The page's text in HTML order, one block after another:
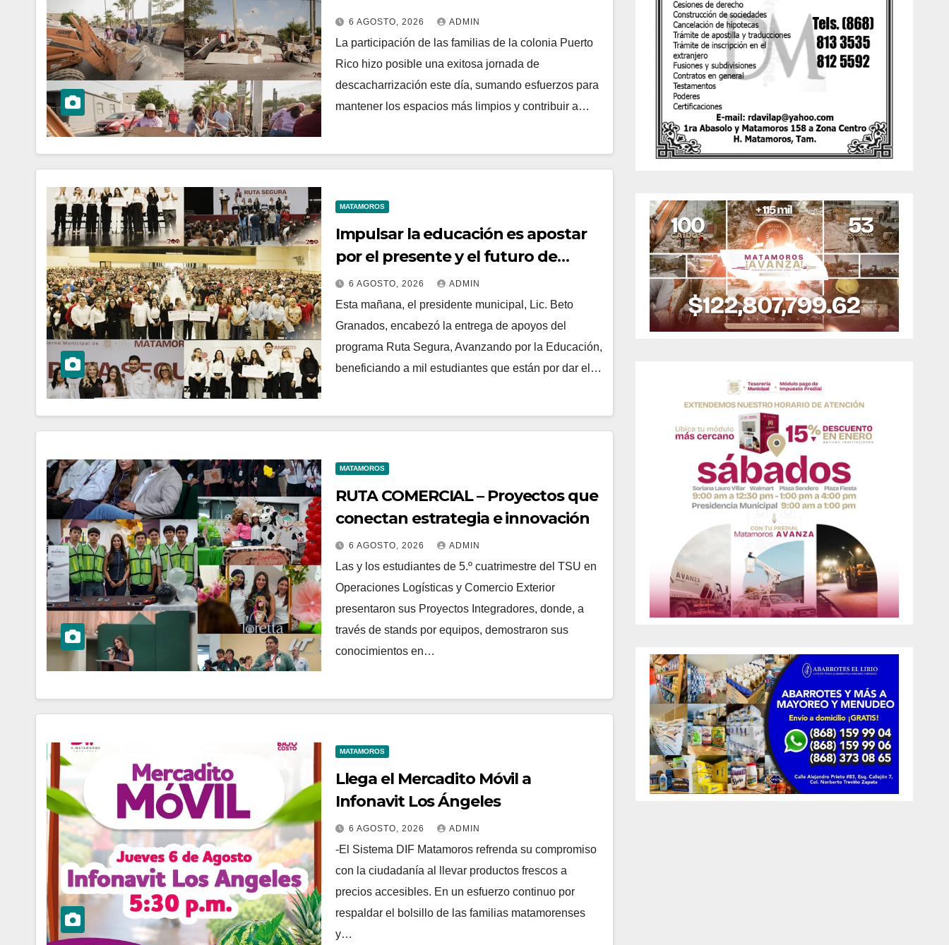
6 AGOSTO, 2026 ADMIN
La participación de las familias de la colonia Puerto
Rico hizo posible una exitosa jornada de
descacharrización este día, sumando esfuerzos para
mantener los espacios más limpios y contribuir a…
MATAMOROS
Impulsar la educación es apostar
por el presente y el futuro de
Matamoros
6 AGOSTO, 2026 ADMIN
Esta mañana, el presidente municipal, Lic. Beto
Granados, encabezó la entrega de apoyos del
programa Ruta Segura, Avanzando por la Educación,
beneficiando a mil estudiantes que están por dar el…
MATAMOROS
RUTA COMERCIAL – Proyectos que
conectan estrategia e innovación
6 AGOSTO, 2026 ADMIN
Las y los estudiantes de 5.º cuatrimestre del TSU en
Operaciones Logísticas y Comercio Exterior
presentaron sus Proyectos Integradores, donde, a
través de stands por equipos, demostraron sus
conocimientos en…
MATAMOROS
Llega el Mercadito Móvil a
Infonavit Los Ángeles
6 AGOSTO, 2026 ADMIN
-El Sistema DIF Matamoros refrenda su compromiso
con la ciudadanía al llevar productos frescos a
precios accesibles. En un esfuerzo continuo por
respaldar el bolsillo de las familias matamorenses
y…